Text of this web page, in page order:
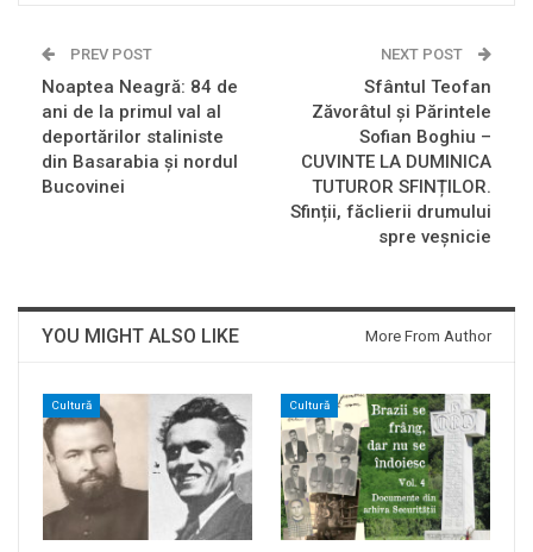
PREV POST
Noaptea Neagră: 84 de
ani de la primul val al
deportărilor staliniste
din Basarabia și nordul
Bucovinei
NEXT POST
Sfântul Teofan
Zăvorâtul și Părintele
Sofian Boghiu –
CUVINTE LA DUMINICA
TUTUROR SFINȚILOR.
Sfinții, făclierii drumului
spre veșnicie
YOU MIGHT ALSO LIKE More From Author
Cultură Cultură